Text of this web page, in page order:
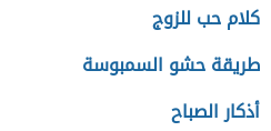
كلام حب للزوج
طريقة حشو السمبوسة
أذكار الصباح